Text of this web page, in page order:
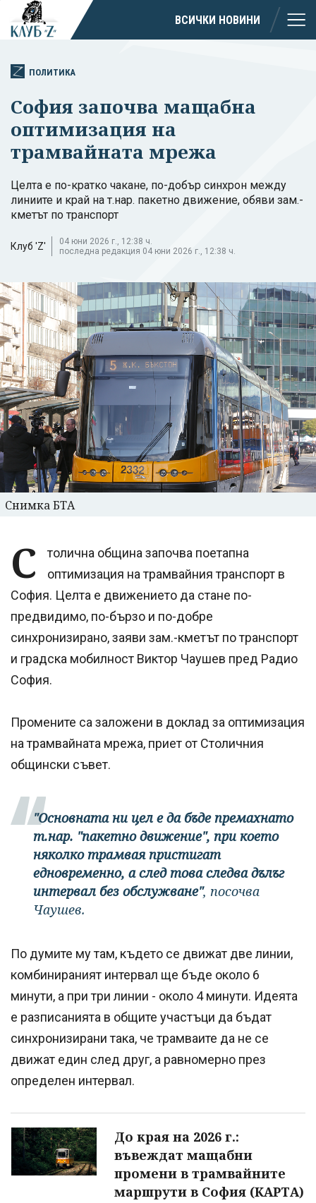
ВСИЧКИ НОВИНИ
ПОЛИТИКА
София започва мащабна
оптимизация на
трамвайната мрежа
Целта е по-кратко чакане, по-добър синхрон между
линиите и край на т.нар. пакетно движение, обяви зам.-
кметът по транспорт
Клуб 'Z'
04 юни 2026 г., 12:38 ч.
последна редакция 04 юни 2026 г., 12:38 ч.
Снимка БТА
С
толична община започва поетапна
оптимизация на трамвайния транспорт в
София. Целта е движението да стане по-
предвидимо, по-бързо и по-добре
синхронизирано, заяви зам.-кметът по транспорт
и градска мобилност Виктор Чаушев пред Радио
София.
Промените са заложени в доклад за оптимизация
на трамвайната мрежа, приет от Столичния
общински съвет.
"Основната ни цел е да бъде премахнато
т.нар. "пакетно движение", при което
няколко трамвая пристигат
едновременно, а след това следва дълъг
интервал без обслужване", посочва
Чаушев.
По думите му там, където се движат две линии,
комбинираният интервал ще бъде около 6
минути, а при три линии - около 4 минути. Идеята
е разписанията в общите участъци да бъдат
синхронизирани така, че трамваите да не се
движат един след друг, а равномерно през
определен интервал.
До края на 2026 г.:
въвеждат мащабни
промени в трамвайните
маршрути в София (КАРТА)